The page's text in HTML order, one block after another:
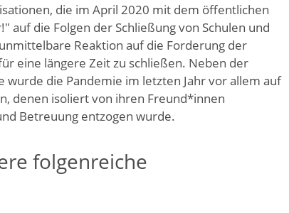
die im April 2020 mit dem öffentlichen
auf die Folgen der Schließung von Schulen und
Reaktion auf die Forderung der
eine längere Zeit zu schließen. Neben der
die Pandemie im letzten Jahr vor allem auf
denen isoliert von ihren Freund*innen
Betreuung entzogen wurde.
folgenreiche